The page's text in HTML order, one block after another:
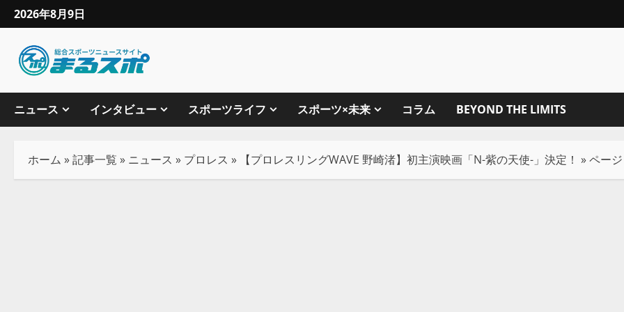
2026年8月9日
ニュース インタビュー スポーツライフ スポーツ×未来 コラム BEYOND THE LIMITS
ホーム »記事一覧 » ニュース » プロレス » 【プロレスリングWAVE 野崎渚】初主演映画「N-紫の天使-」決定！ »ペー